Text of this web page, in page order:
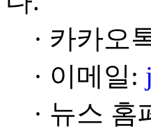
· 카카오
· 이메일:
· 뉴스 홈